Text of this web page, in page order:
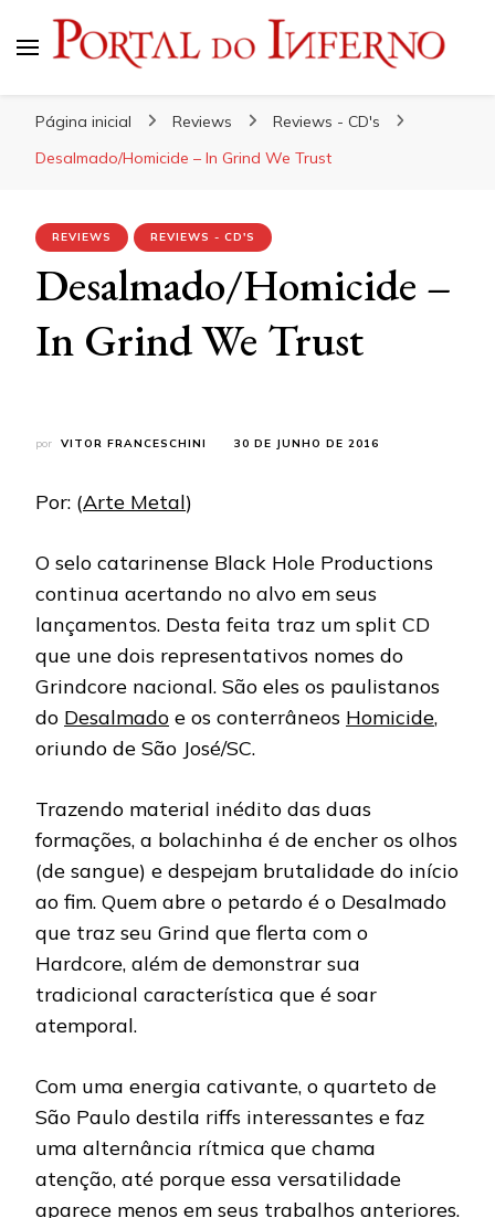
Página inicial Reviews
Reviews - CD's
Desalmado/Homicide – In Grind We Trust
REVIEWS REVIEWS - CD'S
Desalmado/Homicide –
In Grind We Trust
por VITOR FRANCESCHINI 30 DE JUNHO DE 2016
Por: (Arte Metal)
O selo catarinense Black Hole Productions
continua acertando no alvo em seus
lançamentos. Desta feita traz um split CD
que une dois representativos nomes do
Grindcore nacional. São eles os paulistanos
do Desalmado e os conterrâneos Homicide,
oriundo de São José/SC.
Trazendo material inédito das duas
formações, a bolachinha é de encher os olhos
(de sangue) e despejam brutalidade do início
ao fim. Quem abre o petardo é o Desalmado
que traz seu Grind que flerta com o
Hardcore, além de demonstrar sua
tradicional característica que é soar
atemporal.
Com uma energia cativante, o quarteto de
São Paulo destila riffs interessantes e faz
uma alternância rítmica que chama
atenção, até porque essa versatilidade
aparece menos em seus trabalhos anteriores.